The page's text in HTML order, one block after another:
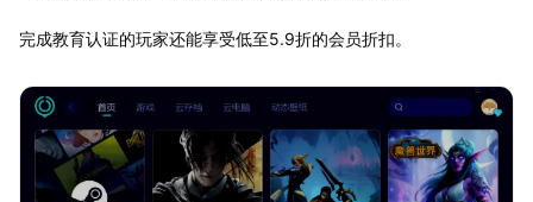
完成教育认证的玩家还能享受低至5.9折的会员折扣。